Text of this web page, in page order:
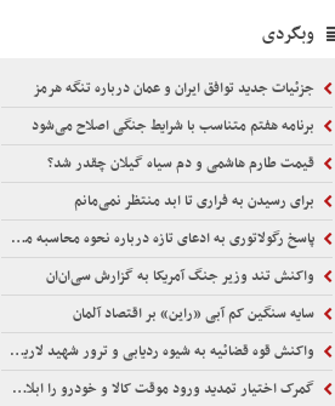
وبگردی
جزئیات جدید توافق ایران و عمان درباره تنگه هرمز
برنامه هفتم متناسب با شرایط جنگی اصلاح می‌شود
قیمت طارم هاشمی و دم سیاه گیلان چقدر شد؟
برای رسیدن به فراری تا ابد منتظر نمی‌مانم
پاسخ رگولاتوری به ادعای تازه درباره نحوه محاسبه مصرف اینترنت
واکنش تند وزیر جنگ آمریکا به گزارش سی‌ان‌ان
سایه سنگین کم آبی «راین» بر اقتصاد آلمان
واکنش قوه قضائیه به شیوه ردیابی و ترور شهید لاریجانی
گمرک اختیار تمدید ورود موقت کالا و خودرو را ابلاغ کرد